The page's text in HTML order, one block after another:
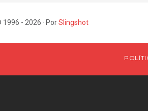
- 2026 · PorSlingshot